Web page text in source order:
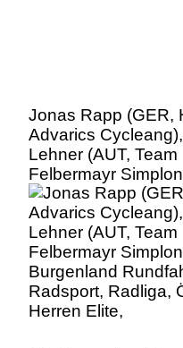
Jonas Rapp (GER,
Advarics
Lehner (AUT, Team
Felbermayr
Burgenland
Radsport, Radliga,
Herren Elite,